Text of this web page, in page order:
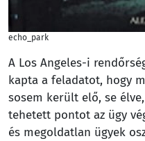
echo_park
A Los Angeles-i
kapta a feladatot, hogy
sosem került elő, se
tehetett pontot az ügy
és megoldatlan ügyek